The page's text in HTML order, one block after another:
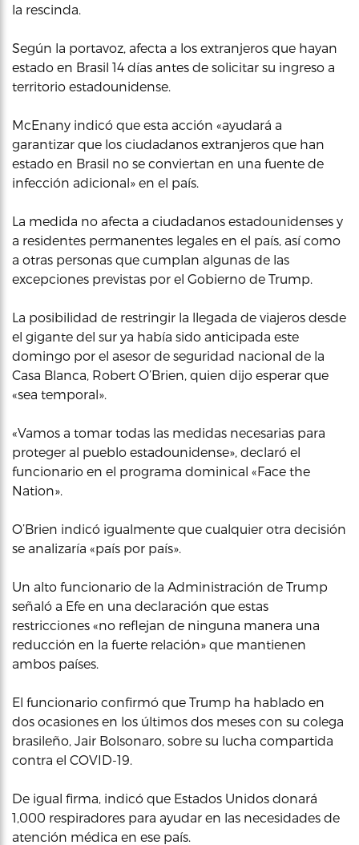
la rescinda.
Según la portavoz, afecta a los extranjeros que hayan
estado en Brasil 14 días antes de solicitar su ingreso a
territorio estadounidense.
McEnany indicó que esta acción «ayudará a
garantizar que los ciudadanos extranjeros que han
estado en Brasil no se conviertan en una fuente de
infección adicional» en el país.
La medida no afecta a ciudadanos estadounidenses y
a residentes permanentes legales en el país, así como
a otras personas que cumplan algunas de las
excepciones previstas por el Gobierno de Trump.
La posibilidad de restringir la llegada de viajeros desde
el gigante del sur ya había sido anticipada este
domingo por el asesor de seguridad nacional de la
Casa Blanca, Robert O’Brien, quien dijo esperar que
«sea temporal».
«Vamos a tomar todas las medidas necesarias para
proteger al pueblo estadounidense», declaró el
funcionario en el programa dominical «Face the
Nation».
O’Brien indicó igualmente que cualquier otra decisión
se analizaría «país por país».
Un alto funcionario de la Administración de Trump
señaló a Efe en una declaración que estas
restricciones «no reflejan de ninguna manera una
reducción en la fuerte relación» que mantienen
ambos países.
El funcionario confirmó que Trump ha hablado en
dos ocasiones en los últimos dos meses con su colega
brasileño, Jair Bolsonaro, sobre su lucha compartida
contra el COVID-19.
De igual firma, indicó que Estados Unidos donará
1,000 respiradores para ayudar en las necesidades de
atención médica en ese país.